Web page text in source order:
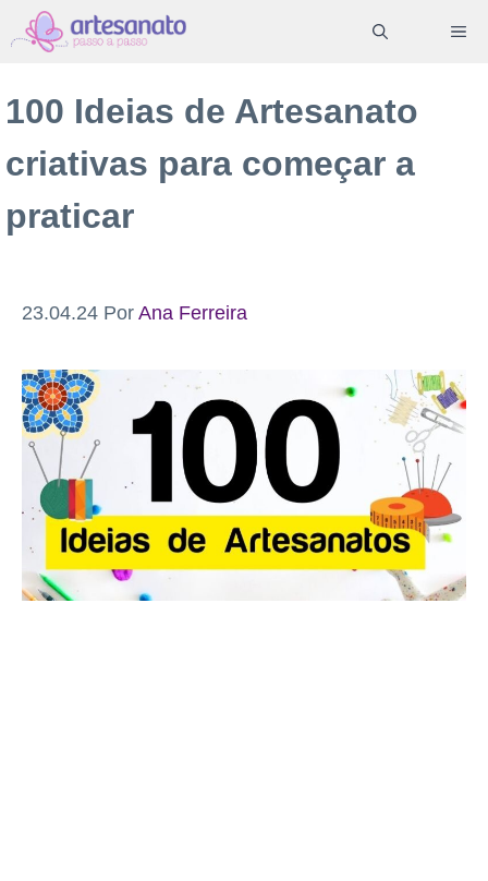
Pular
para
conteúdo
100 Ideias de Artesanato
criativas para começar a
praticar
23.04.24 Por Ana Ferreira